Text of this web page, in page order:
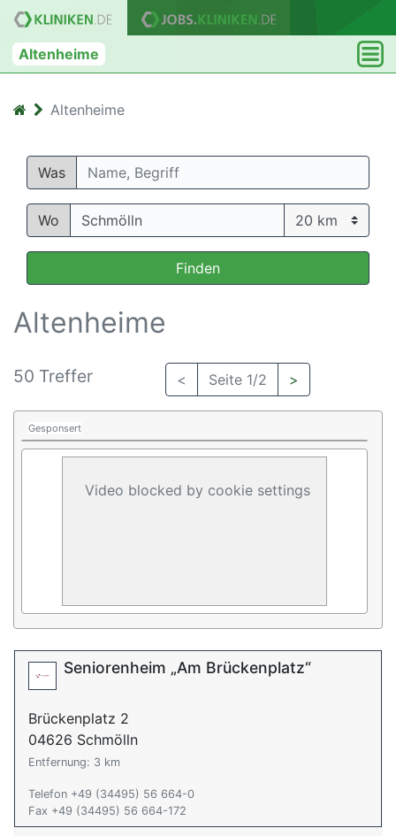
Altenheime
Altenheime
Was
Wo
Finden
Altenheime
50 Treffer < Seite 1/2 >
Gesponsert
Video blocked by cookie settings
Seniorenheim „Am Brückenplatz“
Brückenplatz 2
04626 Schmölln
Entfernung: 3 km
Telefon +49 (34495) 56 664-0
Fax +49 (34495) 56 664-172